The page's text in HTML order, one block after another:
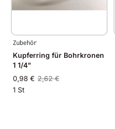
Zubehör
Kupferring für Bohrkronen
1 1/4"
0,98 € 2,62 €
1 St